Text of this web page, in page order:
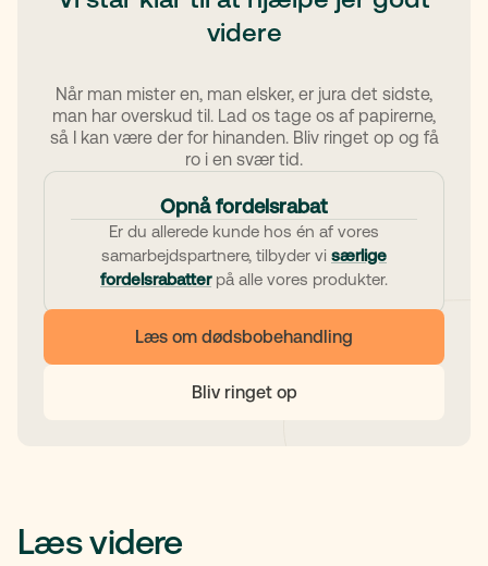
videre
Når man mister en, man elsker, er jura det sidste,
man har overskud til. Lad os tage os af papirerne,
så I kan være der for hinanden. Bliv ringet op og få
ro i en svær tid.
Opnå fordelsrabat
Er du allerede kunde hos én af vores
samarbejdspartnere, tilbyder vi særlige
fordelsrabatterpå alle vores produkter.
Læs om dødsbobehandling
Bliv ringet op
Læs videre